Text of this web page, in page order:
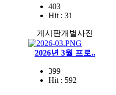
403
Hit : 31
게시판개별사진
2026년 3월 프로..
399
Hit : 592